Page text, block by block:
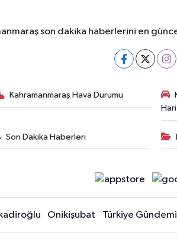
son dakika haberlerini en
Kahramanmaraş Hava Durumu
Son Dakika Haberleri
Onikişubat Türkiye Gündemi